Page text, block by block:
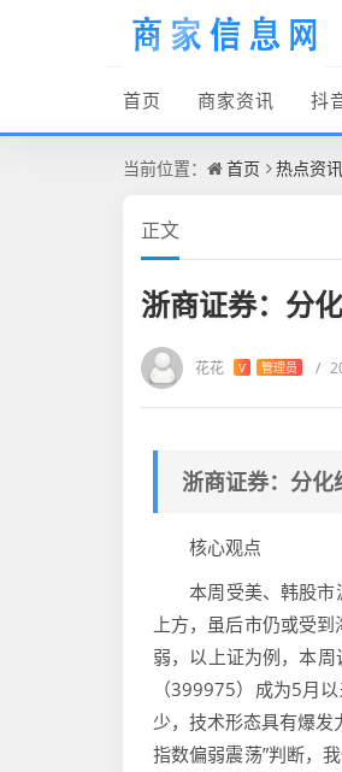
首页 商家资讯 抖
当前位置： 首页 热点资讯
正文
浙商证券：分
花花 V 管理员 /
浙商证券：分
核心观点
本周受美、韩股市波
上方，虽后市仍或受
弱，以上证为例，本
（399975）成为5月
少，技术形态具有爆
指数偏弱震荡”判断，